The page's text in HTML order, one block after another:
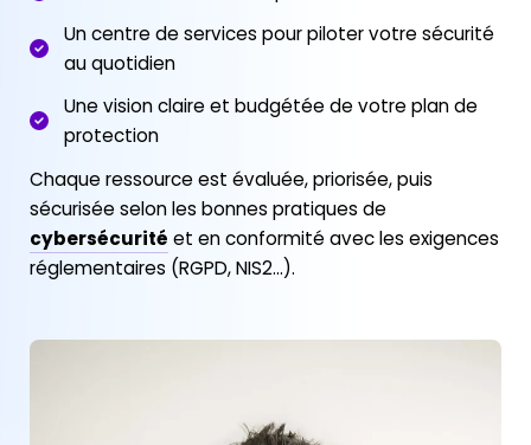
Un centre de services pour piloter votre sécurité
au quotidien
Une vision claire et budgétée de votre plan de
protection
Chaque ressource est évaluée, priorisée, puis
sécurisée selon les bonnes pratiques de
cybersécurité et en conformité avec les exigences
réglementaires (RGPD, NIS2…).